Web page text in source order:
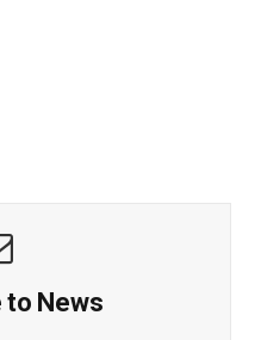
to News